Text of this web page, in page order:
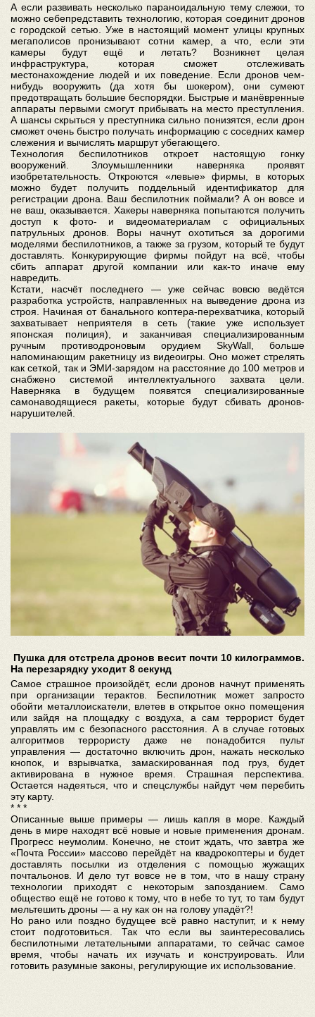
А если развивать несколько параноидальную тему слежки, то
можно себепредставить технологию, которая соединит дронов
с городской сетью. Уже в настоящий момент улицы крупных
мегаполисов пронизывают сотни камер, а что, если эти
камеры будут ещё и летать? Возникнет целая
инфраструктура, которая сможет отслеживать
местонахождение людей и их поведение. Если дронов чем-
нибудь вооружить (да хотя бы шокером), они сумеют
предотвращать большие беспорядки. Быстрые и манёвренные
аппараты первыми смогут прибывать на место преступления.
А шансы скрыться у преступника сильно понизятся, если дрон
сможет очень быстро получать информацию с соседних камер
слежения и вычислять маршрут убегающего.
Технология беспилотников откроет настоящую гонку
вооружений. Злоумышленники наверняка проявят
изобретательность. Откроются «левые» фирмы, в которых
можно будет получить поддельный идентификатор для
регистрации дрона. Ваш беспилотник поймали? А он вовсе и
не ваш, оказывается. Хакеры наверняка попытаются получить
доступ к фото- и видеоматериалам с официальных
патрульных дронов. Воры начнут охотиться за дорогими
моделями беспилотников, а также за грузом, который те будут
доставлять. Конкурирующие фирмы пойдут на всё, чтобы
сбить аппарат другой компании или как-то иначе ему
навредить.
Кстати, насчёт последнего — уже сейчас вовсю ведётся
разработка устройств, направленных на выведение дрона из
строя. Начиная от банального коптера-перехватчика, который
захватывает неприятеля в сеть (такие уже использует
японская полиция), и заканчивая специализированным
ручным противодроновым орудием SkyWall, больше
напоминающим ракетницу из видеоигры. Оно может стрелять
как сеткой, так и ЭМИ-зарядом на расстояние до 100 метров и
снабжено системой интеллектуального захвата цели.
Наверняка в будущем появятся специализированные
самонаводящиеся ракеты, которые будут сбивать дронов-
нарушителей.
Пушка для отстрела дронов весит почти 10 килограммов.
На перезарядку уходит 8 секунд
Самое страшное произойдёт, если дронов начнут применять
при организации терактов. Беспилотник может запросто
обойти металлоискатели, влетев в открытое окно помещения
или зайдя на площадку с воздуха, а сам террорист будет
управлять им с безопасного расстояния. А в случае готовых
алгоритмов террористу даже не понадобится пульт
управления — достаточно включить дрон, нажать несколько
кнопок, и взрывчатка, замаскированная под груз, будет
активирована в нужное время. Страшная перспектива.
Остается надеяться, что и спецслужбы найдут чем перебить
эту карту.
* * *
Описанные выше примеры — лишь капля в море. Каждый
день в мире находят всё новые и новые применения дронам.
Прогресс неумолим. Конечно, не стоит ждать, что завтра же
«Почта России» массово перейдёт на квадрокоптеры и будет
доставлять посылки из отделения с помощью жужащих
почтальонов. И дело тут вовсе не в том, что в нашу страну
технологии приходят с некоторым запозданием. Само
общество ещё не готово к тому, что в небе то тут, то там будут
мельтешить дроны — а ну как он на голову упадёт?!
Но рано или поздно будущее всё равно наступит, и к нему
стоит подготовиться. Так что если вы заинтересовались
беспилотными летательными аппаратами, то сейчас самое
время, чтобы начать их изучать и конструировать. Или
готовить разумные законы, регулирующие их использование.